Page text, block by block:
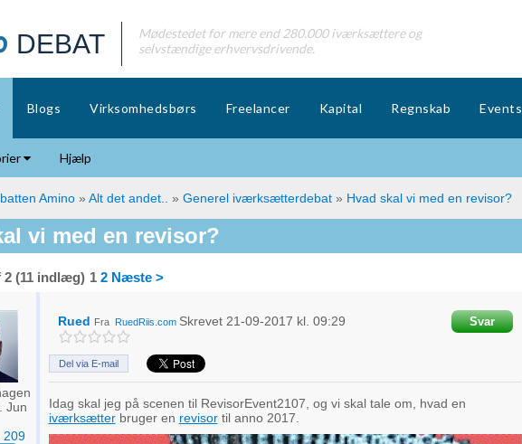
DEBAT
Mødestedet for mere end 280.000 iværksættere og
selvstændige erhvervsdrivende.
Blogs Virksomhedsbørs Freelancer Kapital Regnskab Events
Hjælp
Amino » Alt det andet.. » Generel iværksætterdebat » Hvad skal vi med en revisor?
vi med en revisor?
2 (11 indlæg) 1 2 Næste >
Jun
209
Rued Fra RuedRiis.com Skrevet 21-09-2017 kl. 09:29 Svar
Del via E-mail
Idag skal jeg på scenen til RevisorEvent2107, og vi skal tale om, hvad en
iværksætterbruger en revisortil anno 2017.